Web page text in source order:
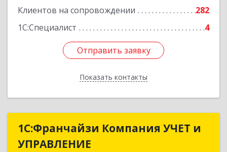
Клиентов на сопровождении
282
1С:Специалист
4
Отправить заявку
Показать контакты
Отправить заявку
Назад
1С:Франчайзи Компания УЧЕТ и
УПРАВЛЕНИЕ
1С:Франчайзи Компания УЧЕТ и